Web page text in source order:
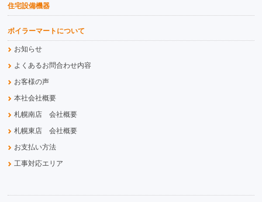
住宅設備機器
ボイラーマートについて
お知らせ
よくあるお問合わせ内容
お客様の声
本社会社概要
札幌南店 会社概要
札幌東店 会社概要
お支払い方法
工事対応エリア